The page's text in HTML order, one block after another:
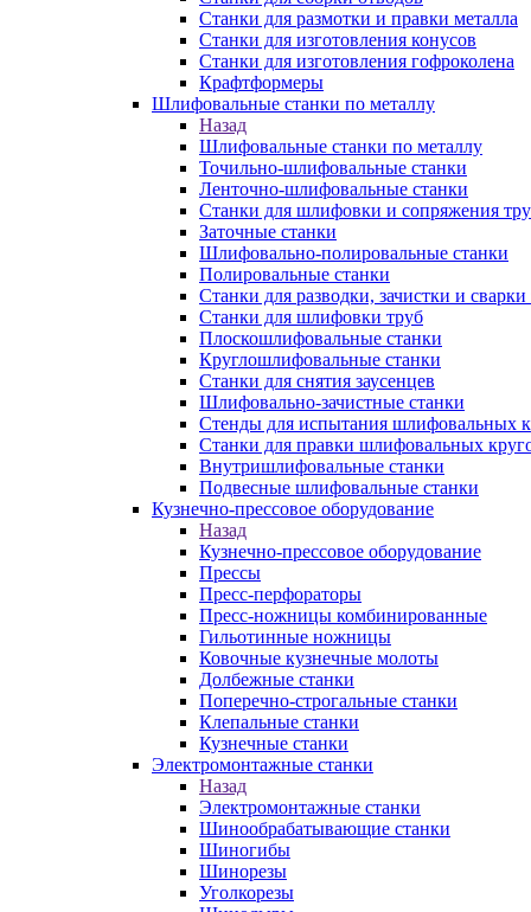
Станки для размотки и правки металла
Станки для изготовления конусов
Станки для изготовления гофроколена
Крафтформеры
Шлифовальные станки по металлу
Назад
Шлифовальные станки по металлу
Точильно-шлифовальные станки
Ленточно-шлифовальные станки
Станки для шлифовки и сопряжения
Заточные станки
Шлифовально-полировальные станки
Полировальные станки
Станки для разводки, зачистки и сварки
Станки для шлифовки труб
Плоскошлифовальные станки
Круглошлифовальные станки
Станки для снятия заусенцев
Шлифовально-зачистные станки
Стенды для испытания шлифовальных
Станки для правки шлифовальных
Внутришлифовальные станки
Подвесные шлифовальные станки
Кузнечно-прессовое оборудование
Назад
Кузнечно-прессовое оборудование
Прессы
Пресс-перфораторы
Пресс-ножницы комбинированные
Гильотинные ножницы
Ковочные кузнечные молоты
Долбежные станки
Поперечно-строгальные станки
Клепальные станки
Кузнечные станки
Электромонтажные станки
Назад
Электромонтажные станки
Шинообрабатывающие станки
Шиногибы
Шинорезы
Уголкорезы